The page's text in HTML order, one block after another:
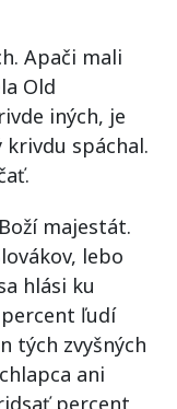
Apači mali
Old
iných, je
spáchal.
majestát.
lebo
hlási ku
ľudí
tých zvyšných
ani
percent